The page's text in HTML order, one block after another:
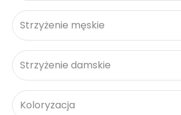
Strzyżenie męskie
Strzyżenie damskie
Koloryzacja